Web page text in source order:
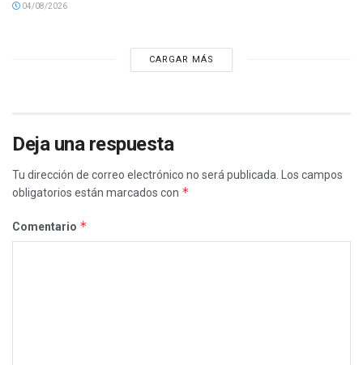
04/08/2026
CARGAR MÁS
Deja una respuesta
Tu dirección de correo electrónico no será publicada.
Los campos
obligatorios están marcados con *
Comentario *